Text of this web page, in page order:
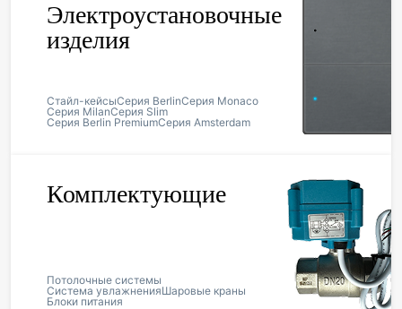
Электроустановочные
изделия
Стайл-кейсыСерия BerlinСерия Monaco
Серия MilanСерия Slim
Серия Berlin PremiumСерия Amsterdam
Комплектующие
Потолочные системы
Система увлажненияШаровые краны
Блоки питания